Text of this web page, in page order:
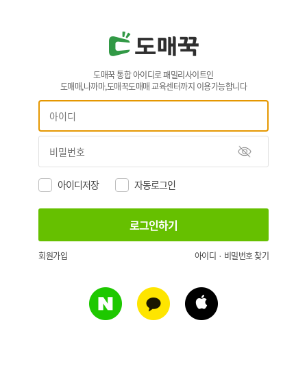
도매꾹 통합 아이디로 패밀리사이트인
도매매,나까마,도매꾹도매매 교육센터까지 이용가능합니다
아이디저장 자동로그인
회원가입 아이디 · 비밀번호 찾기